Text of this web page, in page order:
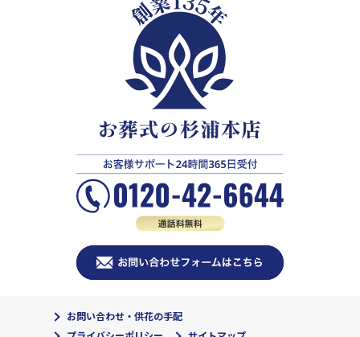
お問い合わせ・供花の手配